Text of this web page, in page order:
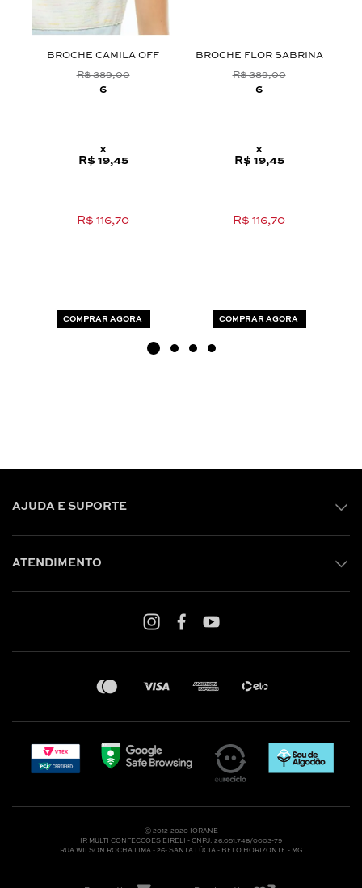
BROCHE CAMILA OFF
R$ 389,00
6
x
R$ 19,45
R$ 116,70
COMPRAR AGORA
BROCHE FLOR SABRINA
R$ 389,00
6
x
R$ 19,45
R$ 116,70
COMPRAR AGORA
AJUDA E SUPORTE
ATENDIMENTO
Whatsapp: (31) 97219-6604
Nossas Lojas
Ⓒ 2012-2020 IORANE
IR MULTI CONFECCOES EIRELI - CNPJ: 26.051.748/0003-79
RUA WILSON ROCHA LIMA - 26- SANTA LÚCIA - BELO HORIZONTE - MG